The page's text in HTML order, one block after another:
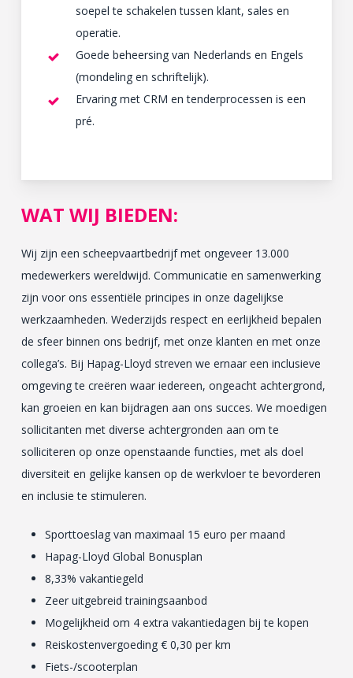
soepel te schakelen tussen klant, sales en
operatie.
Goede beheersing van Nederlands en Engels
(mondeling en schriftelijk).
Ervaring met CRM en tenderprocessen is een
pré.
WAT WIJ BIEDEN:
Wij zijn een scheepvaartbedrijf met ongeveer 13.000
medewerkers wereldwijd. Communicatie en samenwerking
zijn voor ons essentiële principes in onze dagelijkse
werkzaamheden. Wederzijds respect en eerlijkheid bepalen
de sfeer binnen ons bedrijf, met onze klanten en met onze
collega’s. Bij Hapag-Lloyd streven we ernaar een inclusieve
omgeving te creëren waar iedereen, ongeacht achtergrond,
kan groeien en kan bijdragen aan ons succes. We moedigen
sollicitanten met diverse achtergronden aan om te
solliciteren op onze openstaande functies, met als doel
diversiteit en gelijke kansen op de werkvloer te bevorderen
en inclusie te stimuleren.
Sporttoeslag van maximaal 15 euro per maand
Hapag-Lloyd Global Bonusplan
8,33% vakantiegeld
Zeer uitgebreid trainingsaanbod
Mogelijkheid om 4 extra vakantiedagen bij te kopen
Reiskostenvergoeding € 0,30 per km
Fiets-/scooterplan